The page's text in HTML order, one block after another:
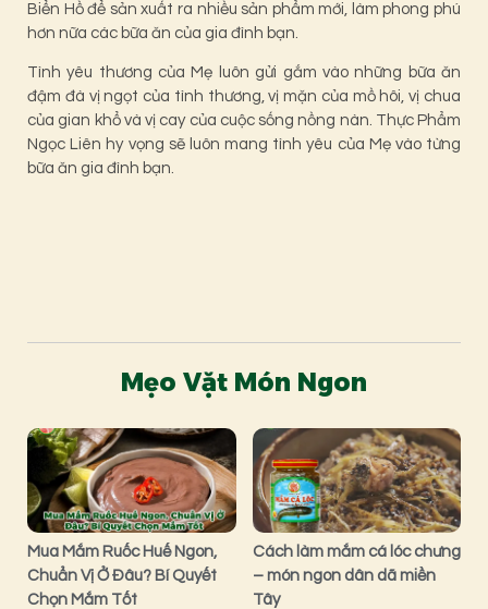
Biển Hồ để sản xuất ra nhiều sản phẩm mới, làm phong phú
hơn nữa các bữa ăn của gia đình bạn.
Tình yêu thương của Mẹ luôn gửi gắm vào những bữa ăn
đậm đà vị ngọt của tình thương, vị mặn của mồ hôi, vị chua
của gian khổ và vị cay của cuộc sống nồng nàn. Thực Phẩm
Ngọc Liên hy vọng sẽ luôn mang tình yêu của Mẹ vào từng
bữa ăn gia đình bạn.
Mẹo Vặt Món Ngon
Mua Mắm Ruốc Huế Ngon,
Chuẩn Vị Ở Đâu? Bí Quyết
Chọn Mắm Tốt
Cách làm mắm cá lóc chưng
– món ngon dân dã miền
Tây